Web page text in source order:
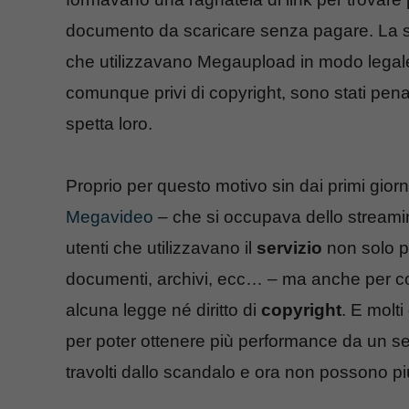
documento da scaricare senza pagare. La
che utilizzavano Megaupload in modo
comunque privi di copyright, sono stati
spetta loro.
Proprio per questo motivo sin dai primi
Megavideo – che si occupava dello
utenti che utilizzavano il servizio non solo
documenti, archivi, ecc… – ma anche per
alcuna legge né diritto di copyright. E
per poter ottenere più performance da un
travolti dallo scandalo e ora non possono